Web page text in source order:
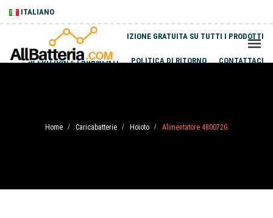
ITALIANO
SPEDIZIONE GRATUITA SU TUTTI I PRODOTTI
SPEDIZIONI E PAGAMENTI POLITICA DI RITORNO CONTATTACI
Home / Caricabatterie / Hoioto / Alimentatore 480072G